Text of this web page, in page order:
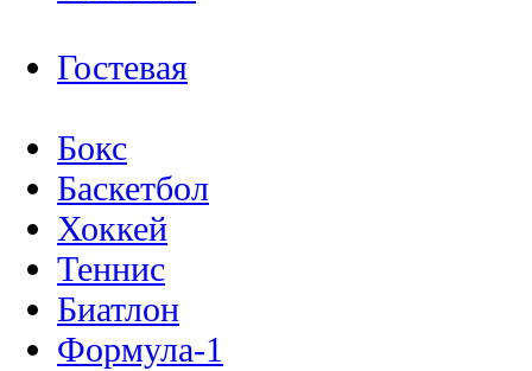
Гостевая
Бокс
Баскетбол
Хоккей
Теннис
Биатлон
Формула-1